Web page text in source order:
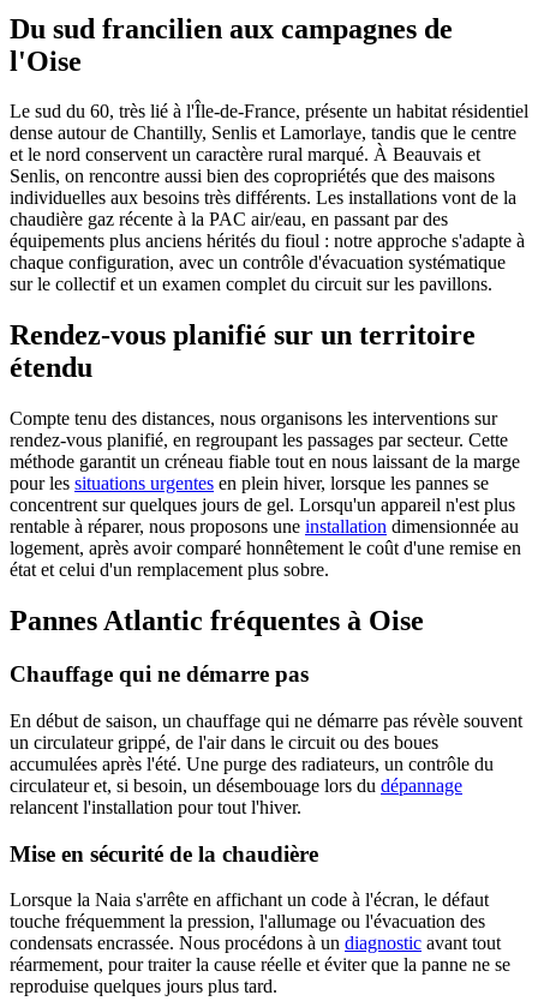
Du sud francilien aux campagnes de
l'Oise
Le sud du 60, très lié à l'Île-de-France, présente un habitat résidentiel
dense autour de Chantilly, Senlis et Lamorlaye, tandis que le centre
et le nord conservent un caractère rural marqué. À Beauvais et
Senlis, on rencontre aussi bien des copropriétés que des maisons
individuelles aux besoins très différents. Les installations vont de la
chaudière gaz récente à la PAC air/eau, en passant par des
équipements plus anciens hérités du fioul : notre approche s'adapte à
chaque configuration, avec un contrôle d'évacuation systématique
sur le collectif et un examen complet du circuit sur les pavillons.
Rendez-vous planifié sur un territoire
étendu
Compte tenu des distances, nous organisons les interventions sur
rendez-vous planifié, en regroupant les passages par secteur. Cette
méthode garantit un créneau fiable tout en nous laissant de la marge
pour les situations urgentes en plein hiver, lorsque les pannes se
concentrent sur quelques jours de gel. Lorsqu'un appareil n'est plus
rentable à réparer, nous proposons une installation dimensionnée au
logement, après avoir comparé honnêtement le coût d'une remise en
état et celui d'un remplacement plus sobre.
Pannes Atlantic fréquentes à Oise
Chauffage qui ne démarre pas
En début de saison, un chauffage qui ne démarre pas révèle souvent
un circulateur grippé, de l'air dans le circuit ou des boues
accumulées après l'été. Une purge des radiateurs, un contrôle du
circulateur et, si besoin, un désembouage lors du dépannage
relancent l'installation pour tout l'hiver.
Mise en sécurité de la chaudière
Lorsque la Naia s'arrête en affichant un code à l'écran, le défaut
touche fréquemment la pression, l'allumage ou l'évacuation des
condensats encrassée. Nous procédons à un diagnostic avant tout
réarmement, pour traiter la cause réelle et éviter que la panne ne se
reproduise quelques jours plus tard.